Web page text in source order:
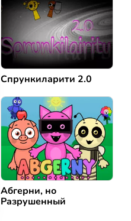
Спрункиларити 2.0
Абгерни, но
Разрушенный